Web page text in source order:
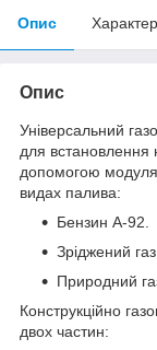
Опис
Опис
Універсальний
для встановлення
допомогою
видах палива:
Бензин А-92.
Зріджений
Природний
Конструкційно
двох частин: